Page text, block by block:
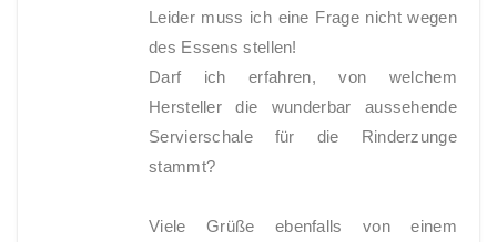
Leider muss ich eine Frage nicht wegen
des Essens stellen!
Darf ich erfahren, von welchem
Hersteller die wunderbar aussehende
Servierschale für die Rinderzunge
stammt?
Viele Grüße ebenfalls von einem